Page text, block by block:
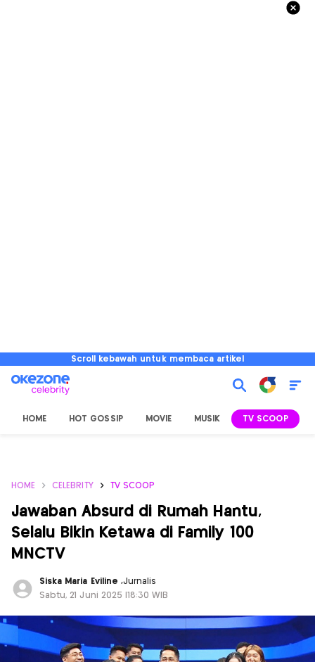
Scroll kebawah untuk membaca artikel
HOME HOT GOSSIP MOVIE MUSIK TV SCOOP
HOME CELEBRITY TV SCOOP
Jawaban Absurd di Rumah Hantu,
Selalu Bikin Ketawa di Family 100
MNCTV
Siska Maria Eviline ,Jurnalis
Sabtu, 21 Juni 2025 |18:30 WIB